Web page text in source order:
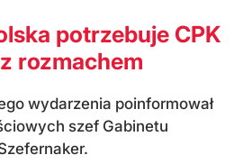
potrzebuje CPK
rozmachem
wydarzenia poinformował
szef Gabinetu